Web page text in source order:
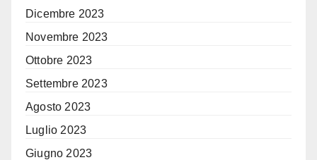
Dicembre 2023
Novembre 2023
Ottobre 2023
Settembre 2023
Agosto 2023
Luglio 2023
Giugno 2023